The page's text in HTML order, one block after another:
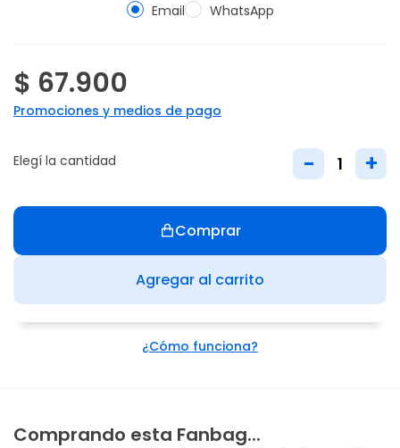
Email WhatsApp
$ 67.900
Promociones y medios de pago
Elegí la cantidad - +
Agregar al carrito
Comprar
¿Cómo funciona?
Comprando esta Fanbag...